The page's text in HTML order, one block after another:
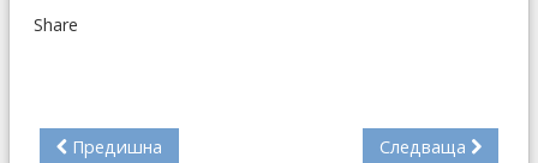
Share
Предишна Следваща